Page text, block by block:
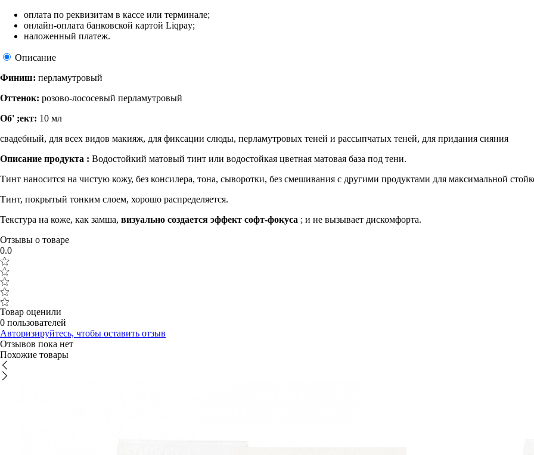
оплата по реквизитам в кассе или терминале;
онлайн-оплата банковской картой Liqpay;
наложенный платеж.
Описание
Финиш: перламутровый
Оттенок: розово-лососевый перламутровый
Об' ;ект: 10 мл
свадебный, для всех видов макияж, для фиксации слюды, перламутровых теней и рассыпчатых теней, для придания сияния
Описание продукта : Водостойкий матовый тинт или водостойкая цветная матовая база под тени.
Тинт наносится на чистую кожу, без консилера, тона, сыворотки, без смешивания с другими продуктами для максимальной
Тинт, покрытый тонким слоем, хорошо распределяется.
Текстура на коже, как замша, визуально создается эффект софт-фокуса ; и не вызывает дискомфорта.
Отзывы о товаре
0.0
Товар оценили
0 пользователей
Авторизируйтесь, чтобы оставить отзыв
Отзывов пока нет
Похожие товары